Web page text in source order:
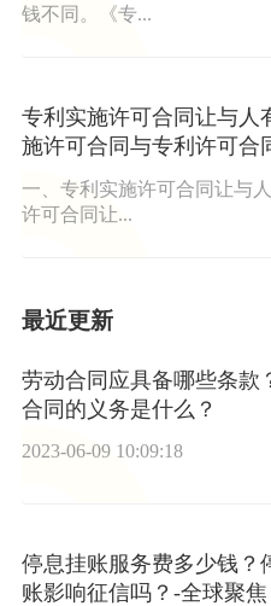
钱不同。《专...
专利实施许可合同让与人
施许可合同与专利许可合
一、专利实施许可合同让与
许可合同让...
最近更新
劳动合同应具备哪些条款
合同的义务是什么？
2023-06-09 10:09:18
停息挂账服务费多少钱？
账影响征信吗？-全球聚焦